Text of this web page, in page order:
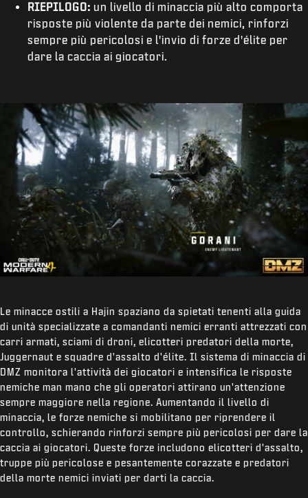
RIEPILOGO: un livello di minaccia più alto comporta
risposte più violente da parte dei nemici, rinforzi
sempre più pericolosi e l'invio di forze d'élite per
dare la caccia ai giocatori.
Le minacce ostili a Hajin spaziano da spietati tenenti alla guida
di unità specializzate a comandanti nemici erranti attrezzati con
carri armati, sciami di droni, elicotteri predatori della morte,
Juggernaut e squadre d'assalto d'élite. Il sistema di minaccia di
DMZ monitora l'attività dei giocatori e intensifica le risposte
nemiche man mano che gli operatori attirano un'attenzione
sempre maggiore nella regione. Aumentando il livello di
minaccia, le forze nemiche si mobilitano per riprendere il
controllo, schierando rinforzi sempre più pericolosi per dare la
caccia ai giocatori. Queste forze includono elicotteri d'assalto,
truppe più pericolose e pesantemente corazzate e predatori
della morte nemici inviati per darti la caccia.